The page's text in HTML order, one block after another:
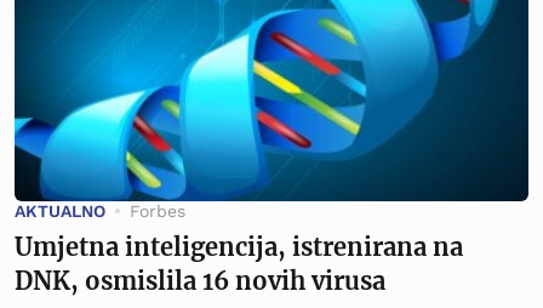
AKTUALNO Forbes
Umjetna inteligencija, istrenirana na
DNK, osmislila 16 novih virusa